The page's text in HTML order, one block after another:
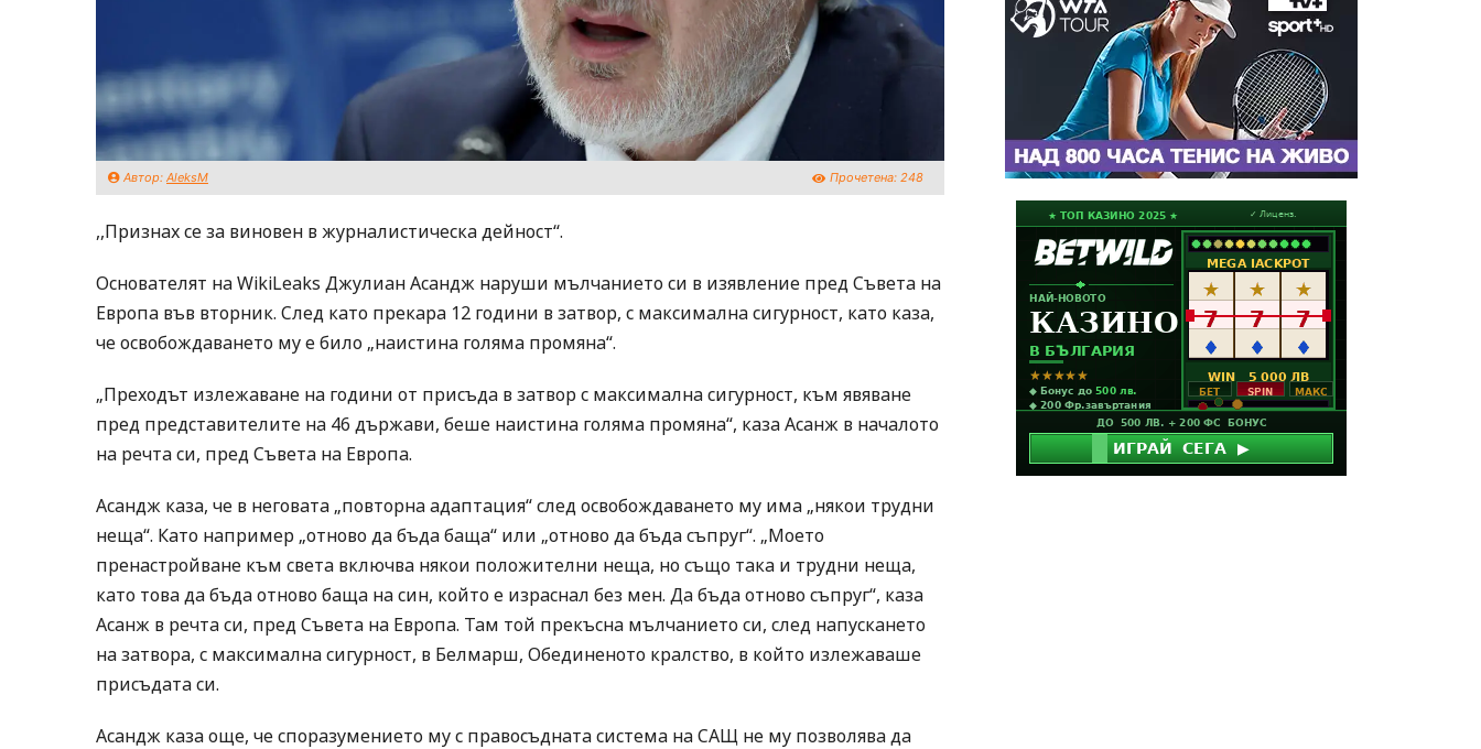
Автор: AleksM Прочетена: 248
,,Признах се за виновен в журналистическа дейност‘‘.
Основателят на WikiLeaks Джулиан Асандж наруши мълчанието си в изявление пред Съвета на
Европа във вторник. След като прекара 12 години в затвор, с максимална сигурност, като каза,
че освобождаването му е било „наистина голяма промяна“.
„Преходът излежаване на години от присъда в затвор с максимална сигурност, към явяване
пред представителите на 46 държави, беше наистина голяма промяна“, каза Асанж в началото
на речта си, пред Съвета на Европа.
Асандж каза, че в неговата „повторна адаптация“ след освобождаването му има „някои трудни
неща“. Като например „отново да бъда баща“ или „отново да бъда съпруг“. „Моето
пренастройване към света включва някои положителни неща, но също така и трудни неща,
като това да бъда отново баща на син, който е израснал без мен. Да бъда отново съпруг“, каза
Асанж в речта си, пред Съвета на Европа. Там той прекъсна мълчанието си, след напускането
на затвора, с максимална сигурност, в Белмарш, Обединеното кралство, в който излежаваше
присъдата си.
Асандж каза още, че споразумението му с правосъдната система на САЩ не му позволява да